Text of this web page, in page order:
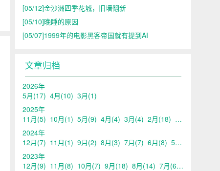
[05/12]金沙洲四季花城，旧墙翻新
[05/10]晚睡的原因
[05/07]1999年的电影黑客帝国就有提到AI
文章归档
2026年
5月(17) 4月(10) 3月(1)
2025年
11月(5) 10月(1) 5月(9) 4月(4) 3月(4) 2月(18) 1月
2024年
12月(7) 11月(1) 9月(2) 8月(3) 7月(7) 6月(8) 5月
2023年
12月(9) 11月(8) 10月(7) 9月(18) 8月(14) 7月(6)